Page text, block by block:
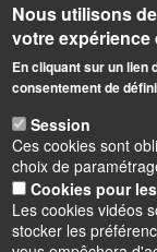
Nous utilisons
votre
En cliquant sur un lien
consentement de
Session
Ces cookies sont
choix de
Cookies pour
Les cookies vidéos
stocker les